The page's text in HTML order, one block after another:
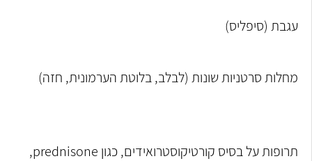
עגבת (סיפליס)
מחלות סרטניות שונות (לבלב, בלוטת הערמונית, חזה)
תרופות על בסיס קורטיקוסטרואידים, כגון prednisone
,